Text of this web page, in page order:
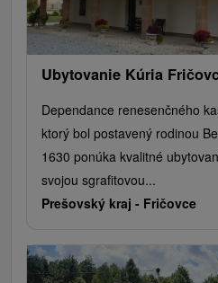
Ubytovanie Kúria
Dependance renesenčného
ktorý bol postavený rodinou
1630 ponúka kvalitné
svojou sgrafitovou...
Prešovský kraj - Fričovce